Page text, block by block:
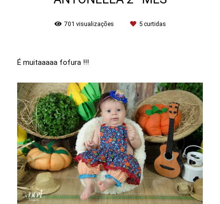
701 visualizações 5curtidas
É muitaaaaa fofura !!!